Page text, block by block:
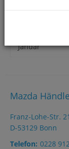
Januar
Mazda
Franz-Lohe-Str. 21
D-53129 Bonn
Telefon: 0228